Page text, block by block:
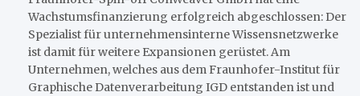
Wachstumsfinanzierung erfolgreich abgeschlossen: Der
Spezialist für unternehmensinterne Wissensnetzwerke
ist damit für weitere Expansionen gerüstet. Am
Unternehmen, welches aus dem Fraunhofer-Institut für
Graphische Datenverarbeitung IGD entstanden ist und